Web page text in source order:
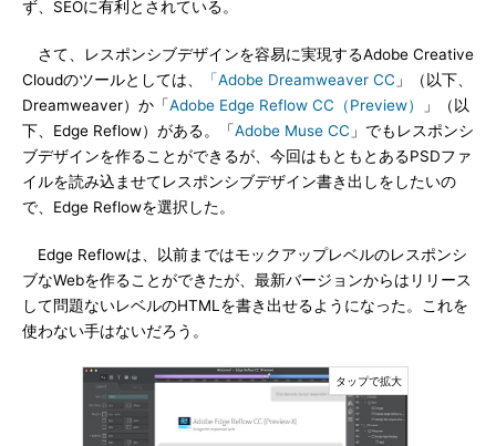
ず、SEOに有利とされている。
さて、レスポンシブデザインを容易に実現するAdobe Creative
Cloudのツールとしては、
「Adobe Dreamweaver CC 」（以下、
Dreamweaver）か「Adobe Edge Reflow CC（Preview）
」（以
下、Edge Reflow）がある。「Adobe Muse CC 」でもレスポンシ
ブデザインを作ることができるが、今回はもともとあるPSDファ
イルを読み込ませてレスポンシブデザイン書き出しをしたいの
で、Edge Reflowを選択した。
Edge Reflowは、以前まではモックアップレベルのレスポンシ
ブなWebを作ることができたが、最新バージョンからはリリース
して問題ないレベルのHTMLを書き出せるようになった。これを
使わない手はないだろう。